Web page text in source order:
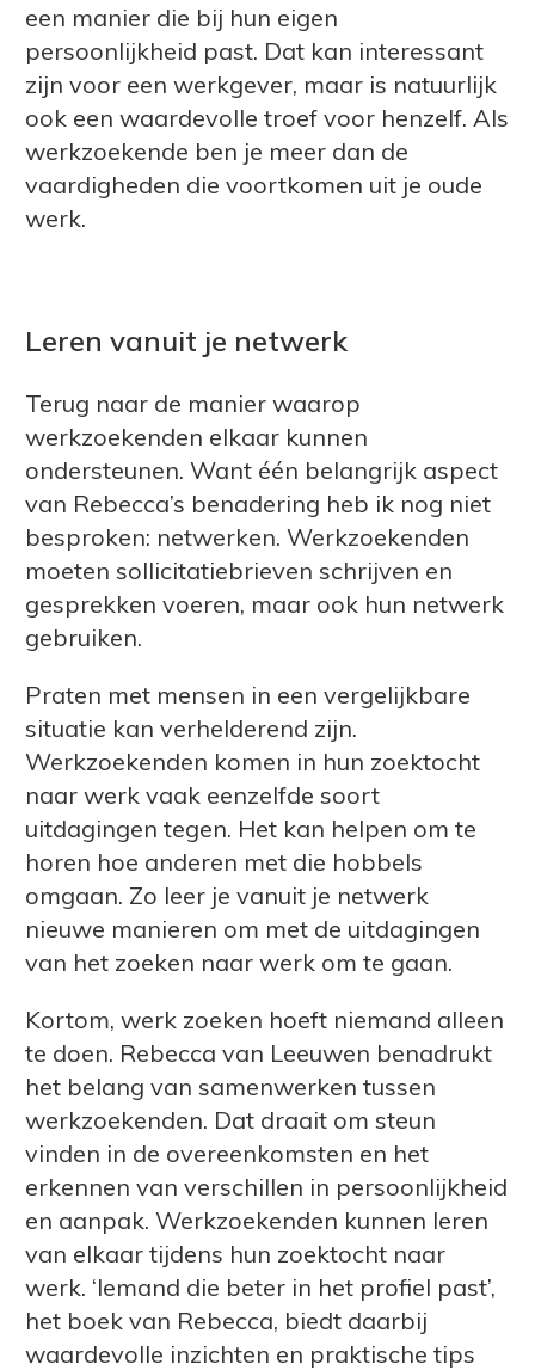
een manier die bij hun eigen
persoonlijkheid past. Dat kan interessant
zijn voor een werkgever, maar is natuurlijk
ook een waardevolle troef voor henzelf. Als
werkzoekende ben je meer dan de
vaardigheden die voortkomen uit je oude
werk.
Leren vanuit je netwerk
Terug naar de manier waarop
werkzoekenden elkaar kunnen
ondersteunen. Want één belangrijk aspect
van Rebecca’s benadering heb ik nog niet
besproken: netwerken. Werkzoekenden
moeten sollicitatiebrieven schrijven en
gesprekken voeren, maar ook hun netwerk
gebruiken.
Praten met mensen in een vergelijkbare
situatie kan verhelderend zijn.
Werkzoekenden komen in hun zoektocht
naar werk vaak eenzelfde soort
uitdagingen tegen. Het kan helpen om te
horen hoe anderen met die hobbels
omgaan. Zo leer je vanuit je netwerk
nieuwe manieren om met de uitdagingen
van het zoeken naar werk om te gaan.
Kortom, werk zoeken hoeft niemand alleen
te doen. Rebecca van Leeuwen benadrukt
het belang van samenwerken tussen
werkzoekenden. Dat draait om steun
vinden in de overeenkomsten en het
erkennen van verschillen in persoonlijkheid
en aanpak. Werkzoekenden kunnen leren
van elkaar tijdens hun zoektocht naar
werk. ‘Iemand die beter in het profiel past’,
het boek van Rebecca, biedt daarbij
waardevolle inzichten en praktische tips